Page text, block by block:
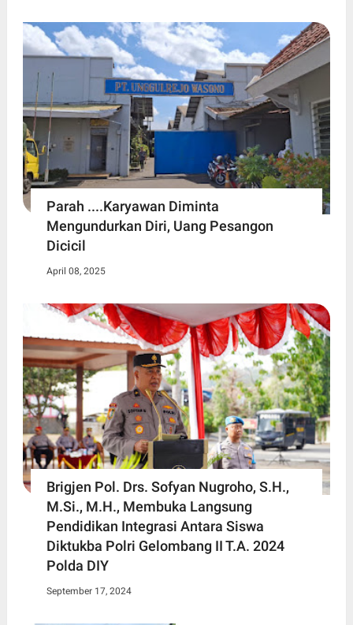
Parah ....Karyawan Diminta
Mengundurkan Diri, Uang Pesangon
Dicicil
April 08, 2025
Brigjen Pol. Drs. Sofyan Nugroho, S.H.,
M.Si., M.H., Membuka Langsung
Pendidikan Integrasi Antara Siswa
Diktukba Polri Gelombang II T.A. 2024
Polda DIY
September 17, 2024